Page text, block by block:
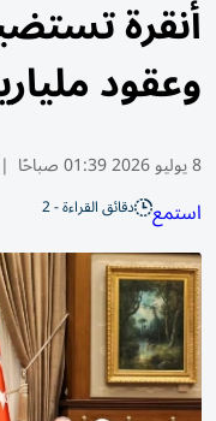
أنقرة
وعقود
8 يوليو 2026 01:39 صباحًا |
استمع دقائق القراءة - 2